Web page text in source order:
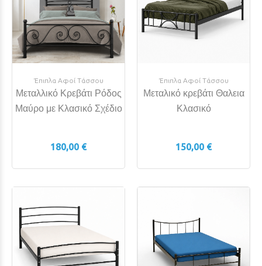
Έπιπλα Αφοί Τάσσου
Μεταλλικό Κρεβάτι Ρόδος
Μαύρο με Κλασικό Σχέδιο
180,00 €
Έπιπλα Αφοί Τάσσου
Μεταλικό κρεβάτι Θαλεια
Κλασικό
150,00 €